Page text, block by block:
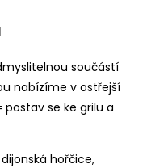
součástí
nabízíme v ostřejší
postav se ke grilu a
hořčice,